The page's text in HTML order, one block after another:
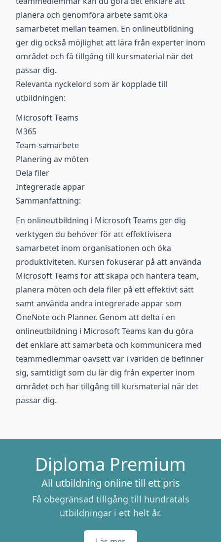
planera och genomföra arbete samt öka
samarbetet mellan teamen. En onlineutbildning
ger dig också möjlighet att lära från experter inom
området och få tillgång till kursmaterial när det
passar dig.
Relevanta nyckelord som är kopplade till
utbildningen:
Microsoft Teams
M365
Team-samarbete
Planering av möten
Dela filer
Integrerade appar
Sammanfattning:
En onlineutbildning i Microsoft Teams ger dig
verktygen du behöver för att effektivisera
samarbetet inom organisationen och öka
produktiviteten. Kursen fokuserar på att använda
Microsoft Teams för att skapa och hantera team,
planera möten och dela filer på ett effektivt sätt
samt använda andra integrerade appar som
OneNote och Planner. Genom att delta i en
onlineutbildning i Microsoft Teams kan du göra
det enklare att samarbeta och kommunicera med
teammedlemmar oavsett var i världen de befinner
sig, samtidigt som du lär dig från experter inom
området och har tillgång till kursmaterial när det
passar dig.
Diploma Premium
All utbildning online till ett pris
Få obegränsad tillgång till hundratals
utbildningar i ett helt år.